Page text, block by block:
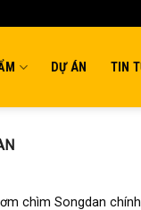
DỰ ÁN TIN
chìm Songdan